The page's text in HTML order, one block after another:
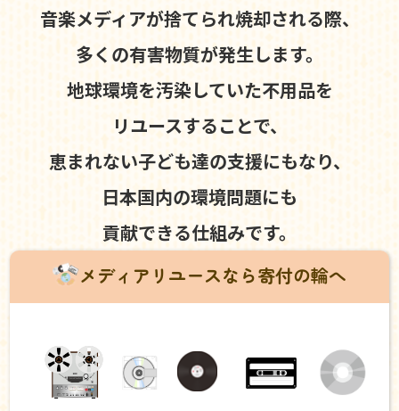
音楽メディアが捨てられ焼却される際、
多くの有害物質が発生します。
地球環境を汚染していた不用品を
リユースすることで、
恵まれない子ども達の支援にもなり、
日本国内の環境問題にも
貢献できる仕組みです。
メディアリユースなら寄付の輪へ